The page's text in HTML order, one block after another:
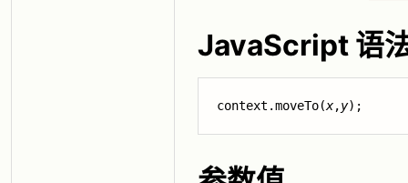
JavaScript 语
context.moveTo(x,y);